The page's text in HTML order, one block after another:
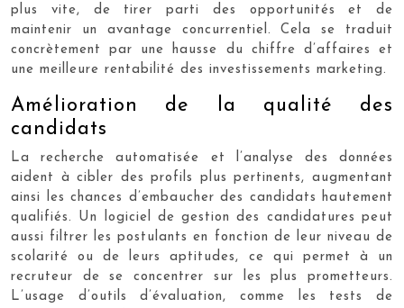
plus vite, de tirer parti des opportunités et de
maintenir un avantage concurrentiel. Cela se traduit
concrètement par une hausse du chiffre d’affaires et
une meilleure rentabilité des investissements marketing.
Amélioration de la qualité des
candidats
La recherche automatisée et l’analyse des données
aident à cibler des profils plus pertinents, augmentant
ainsi les chances d’embaucher des candidats hautement
qualifiés. Un logiciel de gestion des candidatures peut
aussi filtrer les postulants en fonction de leur niveau de
scolarité ou de leurs aptitudes, ce qui permet à un
recruteur de se concentrer sur les plus prometteurs.
L’usage d’outils d’évaluation, comme les tests de